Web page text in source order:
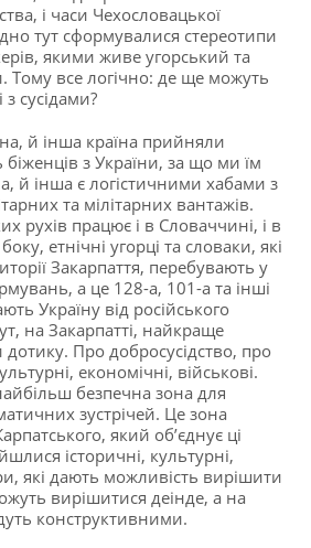
і часи Чехословацької
тут сформувалися стереотипи
якими живе угорський та
Тому все логічно: де ще можуть
з сусідами?
й інша країна прийняли
біженців з України, за що ми їм
й інша є логістичними хабами з
та мілітарних вантажів.
рухів працює і в Словаччині, і в
етнічні угорці та словаки, які
Закарпаття, перебувають у
а це 128-а, 101-а та інші
Україну від російського
на Закарпатті, найкраще
Про добросусідство, про
економічні, військові.
безпечна зона для
зустрічей. Це зона
який об’єднує ці
історичні, культурні,
які дають можливість вирішити
вирішитися деінде, а на
конструктивними.